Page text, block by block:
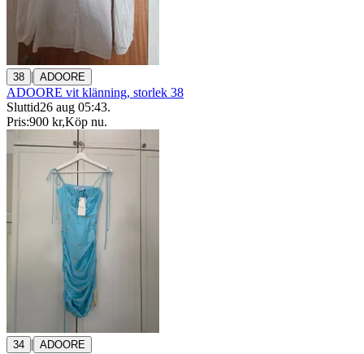
38 | ADOORE
ADOORE vit klänning, storlek 38
Sluttid26 aug 05:43.
Pris:900 kr,Köp nu.
34 | ADOORE